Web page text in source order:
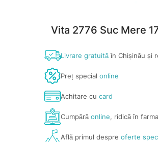
Vita 2776 Suc Mere
Livrare gratuităîn Chișinău și
Preț special online
Achitare cu card
Cumpărăonline, ridică în
Află primul despre oferte